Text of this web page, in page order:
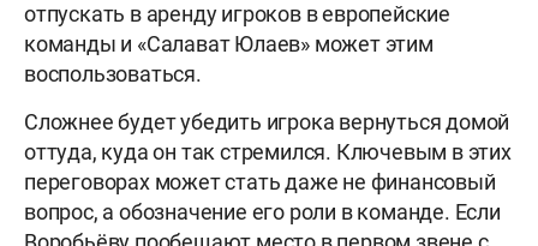
отпускать в аренду игроков в европейские
команды и «Салават Юлаев» может этим
воспользоваться.
Сложнее будет убедить игрока вернуться домой
оттуда, куда он так стремился. Ключевым в этих
переговорах может стать даже не финансовый
вопрос, а обозначение его роли в команде. Если